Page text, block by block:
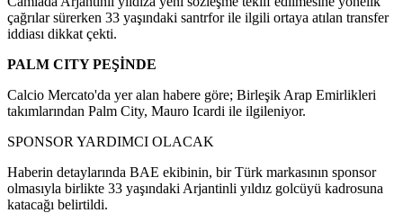
çağrılar sürerken 33 yaşındaki santrfor ile ilgili ortaya atılan transfer
iddiası dikkat çekti.
PALM CITY PEŞİNDE
Calcio Mercato'da yer alan habere göre; Birleşik Arap Emirlikleri
takımlarından Palm City, Mauro Icardi ile ilgileniyor.
SPONSOR YARDIMCI OLACAK
Haberin detaylarında BAE ekibinin, bir Türk markasının sponsor
olmasıyla birlikte 33 yaşındaki Arjantinli yıldız golcüyü kadrosuna
katacağı belirtildi.